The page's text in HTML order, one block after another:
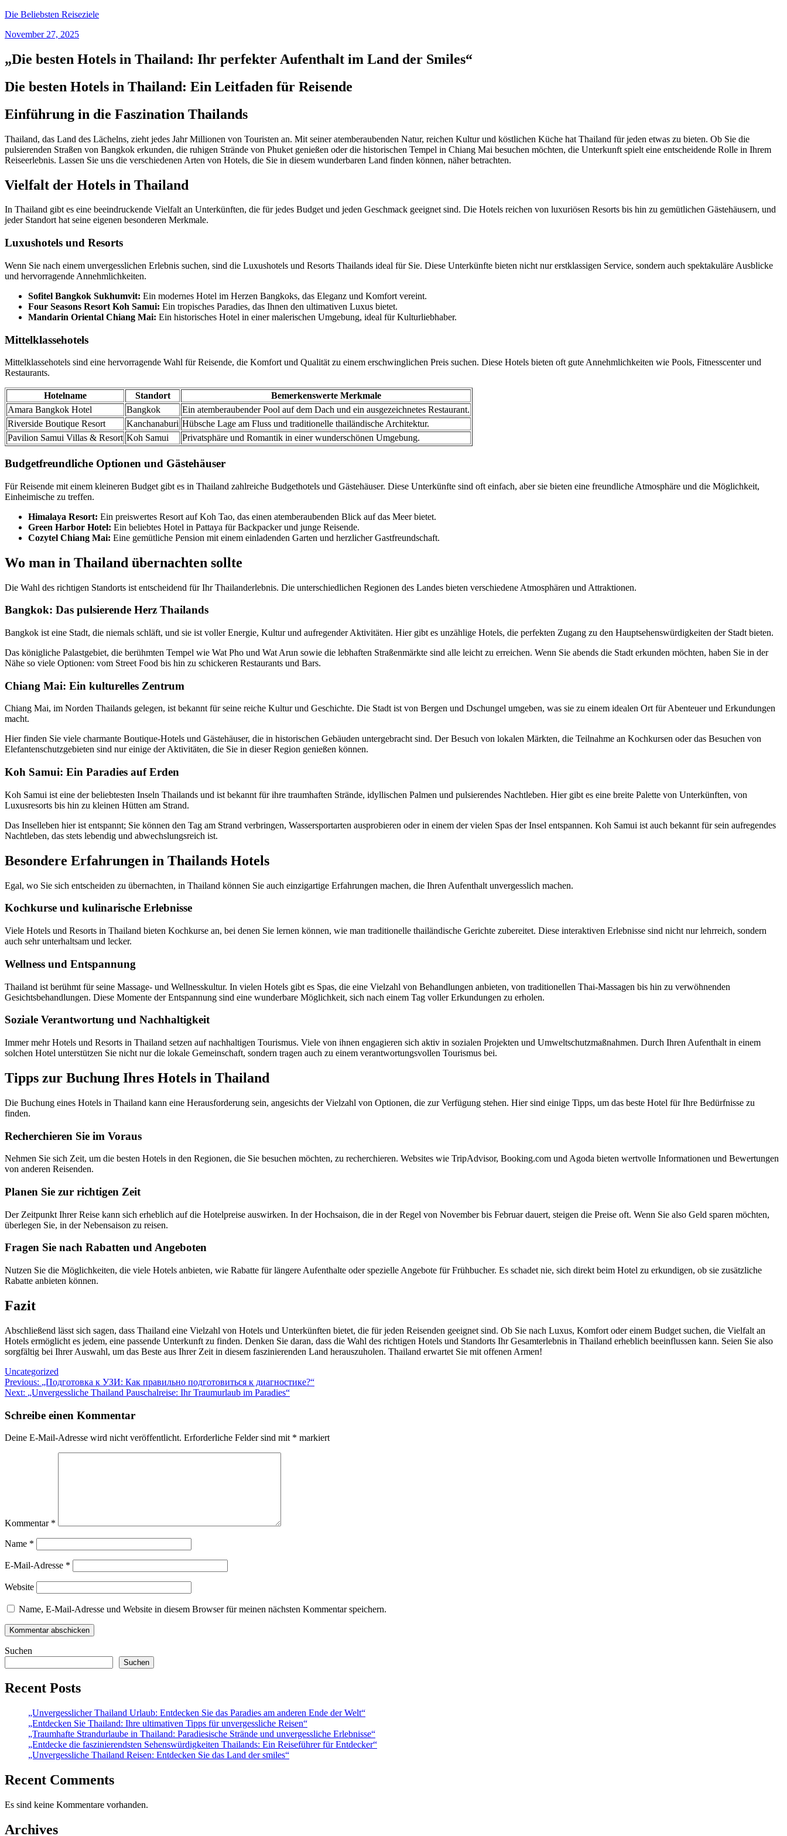
Skip
content
Die Beliebsten Reiseziele
November 27, 2025
„Die besten Hotels in Thailand: Ihr perfekter Aufenthalt im Land der Smiles“
Die besten Hotels in Thailand: Ein Leitfaden für Reisende
Einführung in die Faszination Thailands
Thailand, das Land des Lächelns, zieht jedes Jahr Millionen von Touristen an. Mit seiner atemberaubenden Natur, reichen Kultur und köstlichen Küche hat Thailand für jeden etwas zu bieten. Ob Sie die
pulsierenden Straßen von Bangkok erkunden, die ruhigen Strände von Phuket genießen oder die historischen Tempel in Chiang Mai besuchen möchten, die Unterkunft spielt eine entscheidende Rolle in Ihrem
Reiseerlebnis. Lassen Sie uns die verschiedenen Arten von Hotels, die Sie in diesem wunderbaren Land finden können, näher betrachten.
Vielfalt der Hotels in Thailand
In Thailand gibt es eine beeindruckende Vielfalt an Unterkünften, die für jedes Budget und jeden Geschmack geeignet sind. Die Hotels reichen von luxuriösen Resorts bis hin zu gemütlichen Gästehäusern, und
jeder Standort hat seine eigenen besonderen Merkmale.
Luxushotels und Resorts
Wenn Sie nach einem unvergesslichen Erlebnis suchen, sind die Luxushotels und Resorts Thailands ideal für Sie. Diese Unterkünfte bieten nicht nur erstklassigen Service, sondern auch spektakuläre Ausblicke
und hervorragende Annehmlichkeiten.
Sofitel Bangkok Sukhumvit: Ein modernes Hotel im Herzen Bangkoks, das Eleganz und Komfort vereint.
Four Seasons Resort Koh Samui: Ein tropisches Paradies, das Ihnen den ultimativen Luxus bietet.
Mandarin Oriental Chiang Mai: Ein historisches Hotel in einer malerischen Umgebung, ideal für Kulturliebhaber.
Mittelklassehotels
Mittelklassehotels sind eine hervorragende Wahl für Reisende, die Komfort und Qualität zu einem erschwinglichen Preis suchen. Diese Hotels bieten oft gute Annehmlichkeiten wie Pools, Fitnesscenter und
Restaurants.
Hotelname Standort
Bemerkenswerte Merkmale
Amara Bangkok Hotel
Bangkok
Ein atemberaubender Pool auf dem Dach und ein ausgezeichnetes Restaurant.
Riverside Boutique Resort
Kanchanaburi Hübsche Lage am Fluss und traditionelle thailändische Architektur.
Pavilion Samui Villas & Resort Koh Samui Privatsphäre und Romantik in einer wunderschönen Umgebung.
Budgetfreundliche Optionen und Gästehäuser
Für Reisende mit einem kleineren Budget gibt es in Thailand zahlreiche Budgethotels und Gästehäuser. Diese Unterkünfte sind oft einfach, aber sie bieten eine freundliche Atmosphäre und die Möglichkeit,
Einheimische zu treffen.
Himalaya Resort: Ein preiswertes Resort auf Koh Tao, das einen atemberaubenden Blick auf das Meer bietet.
Green Harbor Hotel: Ein beliebtes Hotel in Pattaya für Backpacker und junge Reisende.
Cozytel Chiang Mai: Eine gemütliche Pension mit einem einladenden Garten und herzlicher Gastfreundschaft.
Wo man in Thailand übernachten sollte
Die Wahl des richtigen Standorts ist entscheidend für Ihr Thailanderlebnis. Die unterschiedlichen Regionen des Landes bieten verschiedene Atmosphären und Attraktionen.
Bangkok: Das pulsierende Herz Thailands
Bangkok ist eine Stadt, die niemals schläft, und sie ist voller Energie, Kultur und aufregender Aktivitäten. Hier gibt es unzählige Hotels, die perfekten Zugang zu den Hauptsehenswürdigkeiten der Stadt bieten.
Das königliche Palastgebiet, die berühmten Tempel wie Wat Pho und Wat Arun sowie die lebhaften Straßenmärkte sind alle leicht zu erreichen. Wenn Sie abends die Stadt erkunden möchten, haben Sie in der
Nähe so viele Optionen: vom Street Food bis hin zu schickeren Restaurants und Bars.
Chiang Mai: Ein kulturelles Zentrum
Chiang Mai, im Norden Thailands gelegen, ist bekannt für seine reiche Kultur und Geschichte. Die Stadt ist von Bergen und Dschungel umgeben, was sie zu einem idealen Ort für Abenteuer und Erkundungen
macht.
Hier finden Sie viele charmante Boutique-Hotels und Gästehäuser, die in historischen Gebäuden untergebracht sind. Der Besuch von lokalen Märkten, die Teilnahme an Kochkursen oder das Besuchen von
Elefantenschutzgebieten sind nur einige der Aktivitäten, die Sie in dieser Region genießen können.
Koh Samui: Ein Paradies auf Erden
Koh Samui ist eine der beliebtesten Inseln Thailands und ist bekannt für ihre traumhaften Strände, idyllischen Palmen und pulsierendes Nachtleben. Hier gibt es eine breite Palette von Unterkünften, von
Luxusresorts bis hin zu kleinen Hütten am Strand.
Das Inselleben hier ist entspannt; Sie können den Tag am Strand verbringen, Wassersportarten ausprobieren oder in einem der vielen Spas der Insel entspannen. Koh Samui ist auch bekannt für sein aufregendes
Nachtleben, das stets lebendig und abwechslungsreich ist.
Besondere Erfahrungen in Thailands Hotels
Egal, wo Sie sich entscheiden zu übernachten, in Thailand können Sie auch einzigartige Erfahrungen machen, die Ihren Aufenthalt unvergesslich machen.
Kochkurse und kulinarische Erlebnisse
Viele Hotels und Resorts in Thailand bieten Kochkurse an, bei denen Sie lernen können, wie man traditionelle thailändische Gerichte zubereitet. Diese interaktiven Erlebnisse sind nicht nur lehrreich, sondern
auch sehr unterhaltsam und lecker.
Wellness und Entspannung
Thailand ist berühmt für seine Massage- und Wellnesskultur. In vielen Hotels gibt es Spas, die eine Vielzahl von Behandlungen anbieten, von traditionellen Thai-Massagen bis hin zu verwöhnenden
Gesichtsbehandlungen. Diese Momente der Entspannung sind eine wunderbare Möglichkeit, sich nach einem Tag voller Erkundungen zu erholen.
Soziale Verantwortung und Nachhaltigkeit
Immer mehr Hotels und Resorts in Thailand setzen auf nachhaltigen Tourismus. Viele von ihnen engagieren sich aktiv in sozialen Projekten und Umweltschutzmaßnahmen. Durch Ihren Aufenthalt in einem
solchen Hotel unterstützen Sie nicht nur die lokale Gemeinschaft, sondern tragen auch zu einem verantwortungsvollen Tourismus bei.
Tipps zur Buchung Ihres Hotels in Thailand
Die Buchung eines Hotels in Thailand kann eine Herausforderung sein, angesichts der Vielzahl von Optionen, die zur Verfügung stehen. Hier sind einige Tipps, um das beste Hotel für Ihre Bedürfnisse zu
finden.
Recherchieren Sie im Voraus
Nehmen Sie sich Zeit, um die besten Hotels in den Regionen, die Sie besuchen möchten, zu recherchieren. Websites wie TripAdvisor, Booking.com und Agoda bieten wertvolle Informationen und Bewertungen
von anderen Reisenden.
Planen Sie zur richtigen Zeit
Der Zeitpunkt Ihrer Reise kann sich erheblich auf die Hotelpreise auswirken. In der Hochsaison, die in der Regel von November bis Februar dauert, steigen die Preise oft. Wenn Sie also Geld sparen möchten,
überlegen Sie, in der Nebensaison zu reisen.
Fragen Sie nach Rabatten und Angeboten
Nutzen Sie die Möglichkeiten, die viele Hotels anbieten, wie Rabatte für längere Aufenthalte oder spezielle Angebote für Frühbucher. Es schadet nie, sich direkt beim Hotel zu erkundigen, ob sie zusätzliche
Rabatte anbieten können.
Fazit
Abschließend lässt sich sagen, dass Thailand eine Vielzahl von Hotels und Unterkünften bietet, die für jeden Reisenden geeignet sind. Ob Sie nach Luxus, Komfort oder einem Budget suchen, die Vielfalt an
Hotels ermöglicht es jedem, eine passende Unterkunft zu finden. Denken Sie daran, dass die Wahl des richtigen Hotels und Standorts Ihr Gesamterlebnis in Thailand erheblich beeinflussen kann. Seien Sie also
sorgfältig bei Ihrer Auswahl, um das Beste aus Ihrer Zeit in diesem faszinierenden Land herauszuholen. Thailand erwartet Sie mit offenen Armen!
Uncategorized
Beitragsnavigation
Previous: „Подготовка к УЗИ: Как правильно подготовиться к диагностике?“
Next: „Unvergessliche Thailand Pauschalreise: Ihr Traumurlaub im Paradies“
Schreibe einen Kommentar
Deine E-Mail-Adresse wird nicht veröffentlicht. Erforderliche Felder sind mit * markiert
Kommentar *
Name *
E-Mail-Adresse *
Website
Name, E-Mail-Adresse und Website in diesem Browser für meinen nächsten Kommentar speichern.
Suchen
Suchen
Recent Posts
„Unvergesslicher Thailand Urlaub: Entdecken Sie das Paradies am anderen Ende der Welt“
„Entdecken Sie Thailand: Ihre ultimativen Tipps für unvergessliche Reisen“
„Traumhafte Strandurlaube in Thailand: Paradiesische Strände und unvergessliche Erlebnisse“
„Entdecke die faszinierendsten Sehenswürdigkeiten Thailands: Ein Reiseführer für Entdecker“
„Unvergessliche Thailand Reisen: Entdecken Sie das Land der smiles“
Recent Comments
Es sind keine Kommentare vorhanden.
Archives